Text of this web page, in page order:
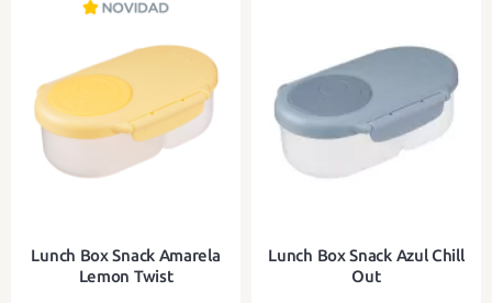
Com dois compartimentos à prova
de fugas e um compartimento
grande com divisória
Com dois compartimentos à prova
de fugas e um compartimento
grande com divisória
Lunch Box Snack Amarela
Lemon Twist
Lunch Box Snack Azul Chill
Out